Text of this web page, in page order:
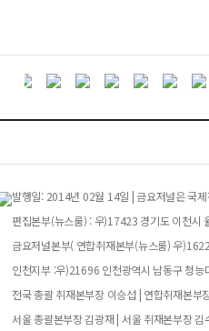
발행일: 2014년 02월 14일 | 금요저널은 국
편집본부(뉴스룸) : 우)17423 경기도 이천
금요저널본부( 연합취재본부(뉴스룸) 우
인천지부 :우)21696 인천광역시 남동구 청
전국 총괄 취재본부장 이승섭 | 연합취재본부
서울 총괄본부장 김광재 | 서울 취재본부장